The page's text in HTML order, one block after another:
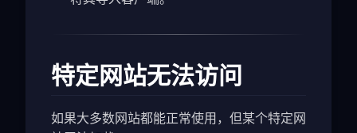
特定网站无法访问
如果大多数网站都能正常使用，但某个特定网